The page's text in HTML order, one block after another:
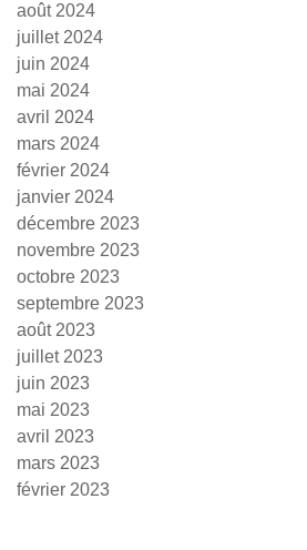
août 2024
juillet 2024
juin 2024
mai 2024
avril 2024
mars 2024
février 2024
janvier 2024
décembre 2023
novembre 2023
octobre 2023
septembre 2023
août 2023
juillet 2023
juin 2023
mai 2023
avril 2023
mars 2023
février 2023